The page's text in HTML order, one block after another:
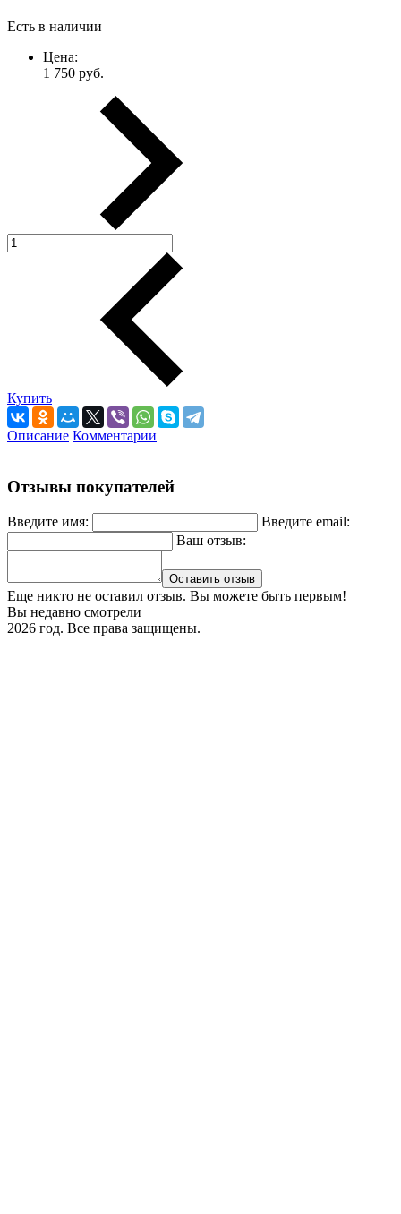
Есть в наличии
Цена:
1 750 руб.
Купить
Описание Комментарии
Отзывы покупателей
Введите имя:
Введите email:
Ваш отзыв:
Оставить отзыв
Еще никто не оставил отзыв. Вы можете быть первым!
Вы недавно смотрели
2026 год. Все права защищены.